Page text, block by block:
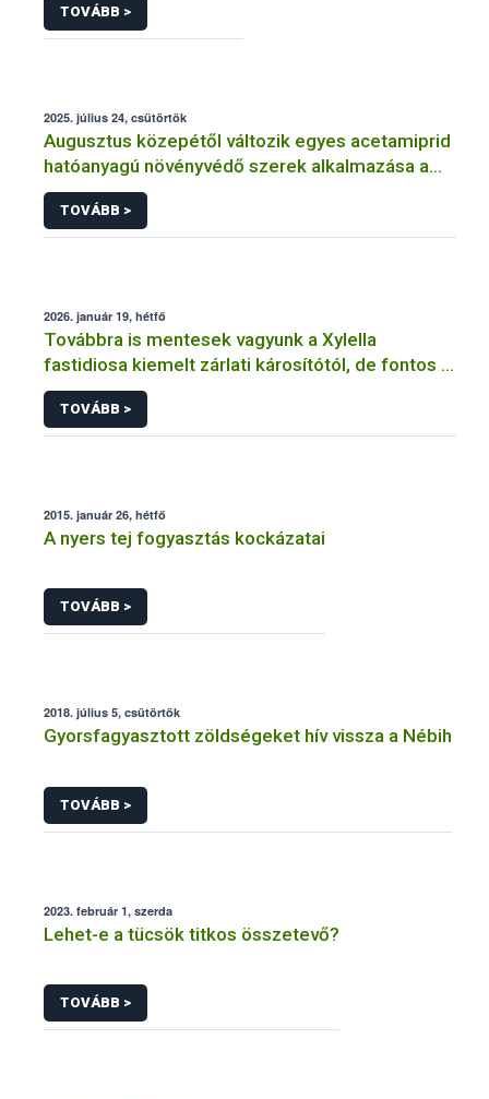
TOVÁBB >
2025. július 24, csütörtök
Augusztus közepétől változik egyes acetamiprid
hatóanyagú növényvédő szerek alkalmazása a
határérték csökkentése miatt
TOVÁBB >
2026. január 19, hétfő
Továbbra is mentesek vagyunk a Xylella
fastidiosa kiemelt zárlati károsítótól, de fontos a
megelőzés
TOVÁBB >
2015. január 26, hétfő
A nyers tej fogyasztás kockázatai
TOVÁBB >
2018. július 5, csütörtök
Gyorsfagyasztott zöldségeket hív vissza a Nébih
TOVÁBB >
2023. február 1, szerda
Lehet-e a tücsök titkos összetevő?
TOVÁBB >